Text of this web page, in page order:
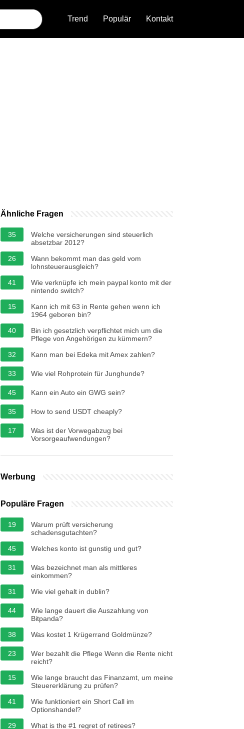
Trend Populär Kontakt
Ähnliche Fragen
35
Welche versicherungen sind steuerlich
absetzbar 2012?
26
Wann bekommt man das geld vom
lohnsteuerausgleich?
41
Wie verknüpfe ich mein paypal konto mit der
nintendo switch?
15
Kann ich mit 63 in Rente gehen wenn ich
1964 geboren bin?
40
Bin ich gesetzlich verpflichtet mich um die
Pflege von Angehörigen zu kümmern?
32
Kann man bei Edeka mit Amex zahlen?
33 Wie viel Rohprotein für Junghunde?
45 Kann ein Auto ein GWG sein?
35 How to send USDT cheaply?
17
Was ist der Vorwegabzug bei
Vorsorgeaufwendungen?
Werbung
Populäre Fragen
19
Warum prüft versicherung
schadensgutachten?
45
Welches konto ist gunstig und gut?
31
Was bezeichnet man als mittleres
einkommen?
31
Wie viel gehalt in dublin?
44
Wie lange dauert die Auszahlung von
Bitpanda?
38
Was kostet 1 Krügerrand Goldmünze?
23
Wer bezahlt die Pflege Wenn die Rente nicht
reicht?
15
Wie lange braucht das Finanzamt, um meine
Steuererklärung zu prüfen?
41
Wie funktioniert ein Short Call im
Optionshandel?
29
What is the #1 regret of retirees?